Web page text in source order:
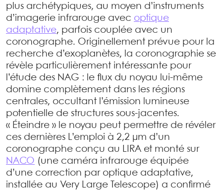
plus archétypiques, au moyen d’instruments
d’imagerie infrarouge avec optique
adaptative, parfois couplée avec un
coronographe. Originellement prévue pour la
recherche d’exoplanètes, la coronographie se
révèle particulièrement intéressante pour
l’étude des NAG : le flux du noyau lui-même
domine complètement dans les régions
centrales, occultant l’émission lumineuse
potentielle de structures sous-jacentes.
« Éteindre » le noyau peut permettre de révéler
ces dernières L’emploi à 2,2 µm d’un
coronographe conçu au LIRA et monté sur
NACO (une caméra infrarouge équipée
d’une correction par optique adaptative,
installée au Very Large Telescope) a conﬁrmé